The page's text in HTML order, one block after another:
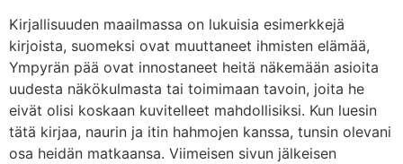
Kirjallisuuden maailmassa on lukuisia esimerkkejä
kirjoista, suomeksi ovat muuttaneet ihmisten elämää,
Ympyrän pää ovat innostaneet heitä näkemään asioita
uudesta näkökulmasta tai toimimaan tavoin, joita he
eivät olisi koskaan kuvitelleet mahdollisiksi. Kun luesin
tätä kirjaa, naurin ja itin hahmojen kanssa, tunsin olevani
osa heidän matkaansa. Viimeisen sivun jälkeisen